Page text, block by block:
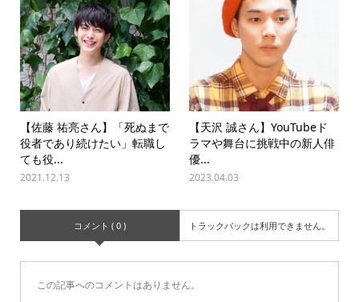
【佐藤 祐亮さん】「死ぬまで
役者であり続けたい」転職し
ても役...
2021.12.13
【天沢 誠さん】YouTubeド
ラマや舞台に挑戦中の新人俳
優...
2023.04.03
コメント ( 0 ) トラックバックは利用できません。
この記事へのコメントはありません。